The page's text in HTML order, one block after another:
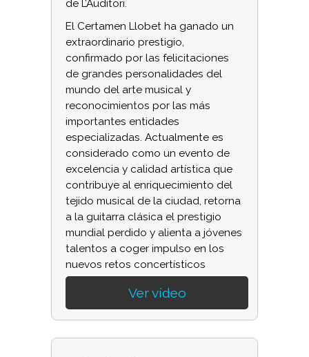
de L’Auditori.
El Certamen Llobet ha ganado un
extraordinario prestigio,
confirmado por las felicitaciones
de grandes personalidades del
mundo del arte musical y
reconocimientos por las más
importantes entidades
especializadas. Actualmente es
considerado como un evento de
excelencia y calidad artística que
contribuye al enriquecimiento del
tejido musical de la ciudad, retorna
a la guitarra clásica el prestigio
mundial perdido y alienta a jóvenes
talentos a coger impulso en los
nuevos retos concertísticos
Ver vídeo